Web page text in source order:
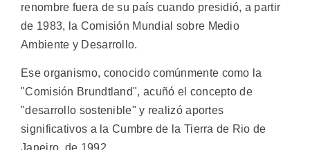
renombre fuera de su país cuando presidió, a partir
de 1983, la Comisión Mundial sobre Medio
Ambiente y Desarrollo.
Ese organismo, conocido comúnmente como la
"Comisión Brundtland", acuñó el concepto de
"desarrollo sostenible" y realizó aportes
significativos a la Cumbre de la Tierra de Rio de